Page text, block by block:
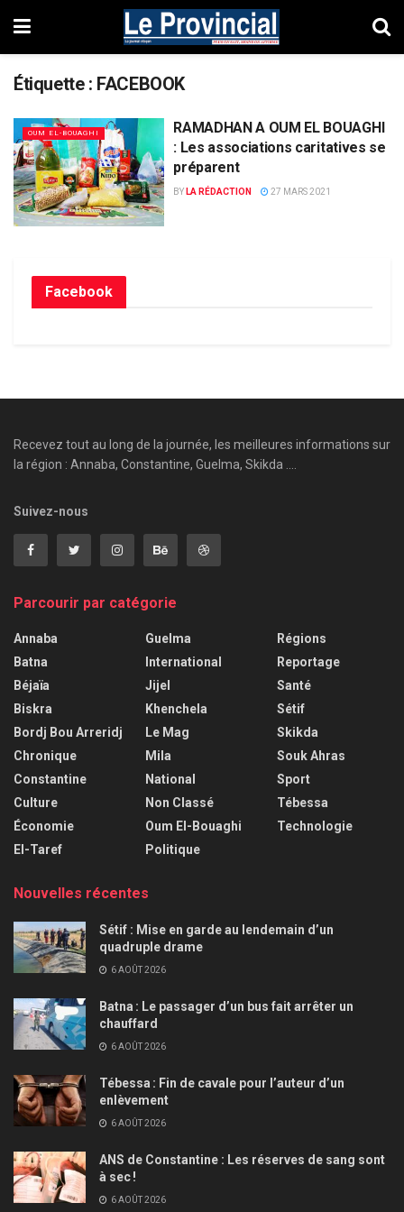
Étiquette : FACEBOOK
OUM EL-BOUAGHI
RAMADHAN A OUM EL BOUAGHI
: Les associations caritatives se
préparent
BY LA RÉDACTION 27 MARS 2021
Facebook
Recevez tout au long de la journée, les meilleures informations sur
la région : Annaba, Constantine, Guelma, Skikda ....
Suivez-nous
Parcourir par catégorie
Annaba
Batna
Béjaïa
Biskra
Bordj Bou Arreridj
Chronique
Constantine
Culture
Économie
El-Taref
Guelma
International
Jijel
Khenchela
Le Mag
Mila
National
Non Classé
Oum El-Bouaghi
Politique
Régions
Reportage
Santé
Sétif
Skikda
Souk Ahras
Sport
Tébessa
Technologie
Nouvelles récentes
Sétif : Mise en garde au lendemain d’un
quadruple drame
6 AOÛT 2026
Batna : Le passager d’un bus fait arrêter un
chauffard
6 AOÛT 2026
Tébessa : Fin de cavale pour l’auteur d’un
enlèvement
6 AOÛT 2026
ANS de Constantine : Les réserves de sang sont
à sec !
6 AOÛT 2026